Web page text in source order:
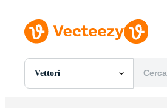
Vettori
Tutte Immagini